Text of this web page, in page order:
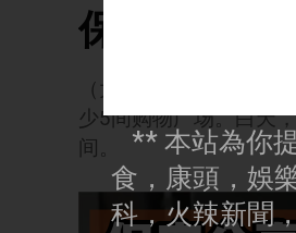
保安分享购
（大馬美食與新聞頻
少5间购物广场。白天
间。
** 本站為你
食，康頭，娛
科，火辣新聞